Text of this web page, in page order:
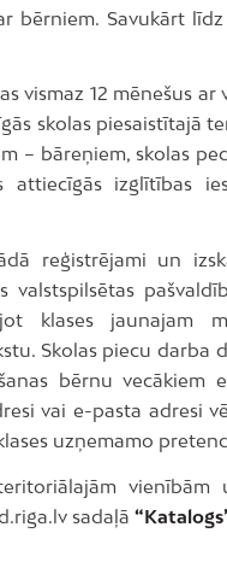
bērniem. Savukārt līdz
vismaz 12 mēnešus ar
skolas piesaistītajā
– bāreņiem, skolas
attiecīgās izglītības
reģistrējami un
valstspilsētas
klases jaunajam
Skolas piecu darba
bērnu vecākiem
vai e-pasta adresi
uzņemamo
vienībām
sadaļā